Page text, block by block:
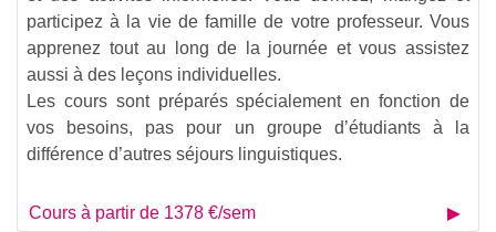
participez à la vie de famille de votre professeur. Vous
apprenez tout au long de la journée et vous assistez
aussi à des leçons individuelles.
Les cours sont préparés spécialement en fonction de
vos besoins, pas pour un groupe d’étudiants à la
différence d’autres séjours linguistiques.
Cours à partir de 1378 €/sem